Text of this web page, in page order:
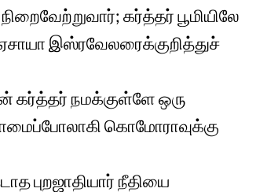
கர்த்தர் பூமியிலே
இஸ்ரவேலரைக்குறித்துச்
கர்த்தர் நமக்குள்ளே ஒரு
கொமோராவுக்கு
புறஜாதியார் நீதியை